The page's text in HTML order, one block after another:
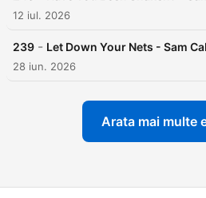
12 iul. 2026
239 - Let Down Your Nets - Sam
28 iun. 2026
Arata mai multe